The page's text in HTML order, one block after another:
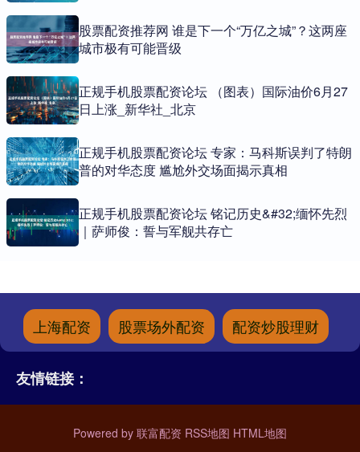
股票配资推荐网 谁是下一个“万亿之城”？这两座
城市极有可能晋级
正规手机股票配资论坛 （图表）国际油价6月27
日上涨_新华社_北京
正规手机股票配资论坛 专家：马科斯误判了特朗
普的对华态度 尴尬外交场面揭示真相
正规手机股票配资论坛 铭记历史&#32;缅怀先烈
｜萨师俊：誓与军舰共存亡
上海配资 股票场外配资 配资炒股理财
友情链接：
Powered by 联富配资 RSS地图 HTML地图